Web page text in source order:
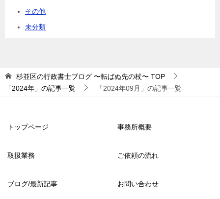
その他
未分類
杉並区の行政書士ブログ 〜転ばぬ先の杖〜 TOP
「2024年」の記事一覧
「2024年09月」の記事一覧
トップページ 事務所概要
取扱業務 ご依頼の流れ
ブログ/最新記事 お問い合わせ